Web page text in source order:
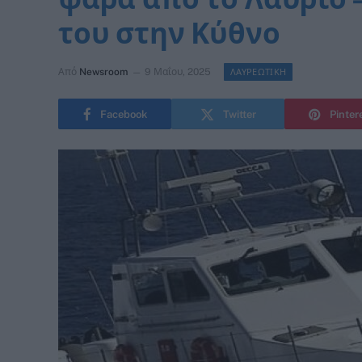
του στην Κύθνο
Από Newsroom 9 Μαΐου, 2025 ΛΑΥΡΕΩΤΙΚΗ
Facebook Twitter